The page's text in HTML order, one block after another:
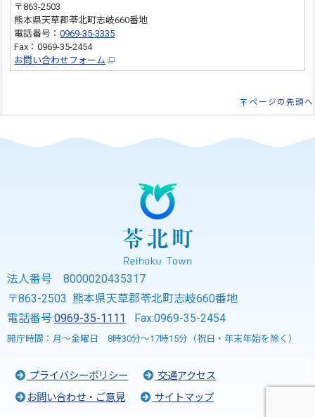
〒863-2503
熊本県天草郡苓北町志岐660番地
電話番号：0969-35-3335
Fax：0969-35-2454
お問い合わせフォーム
ページの先頭へ
法人番号 8000020435317
〒863-2503 熊本県天草郡苓北町志岐660番地
電話番号:0969-35-1111 Fax:0969-35-2454
開庁時間：月～金曜日 8時30分～17時15分（祝日・年末年始を除く）
プライバシーポリシー
交通アクセス
お問い合わせ・ご意見
サイトマップ